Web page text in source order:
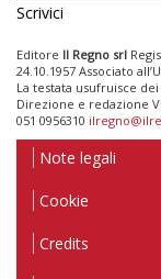
Scrivici
Editore Il Regno srl
24.10.1957 Associato
La testata usufruisce
Direzione e redazione
051 0956310
Note legali
Cookie
Credits